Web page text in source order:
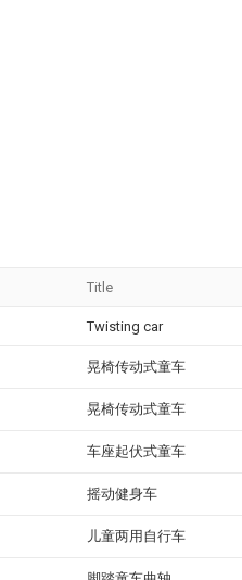
Title
Twisting car
晃椅传动式童车
晃椅传动式童车
车座起伏式童车
摇动健身车
儿童两用自行车